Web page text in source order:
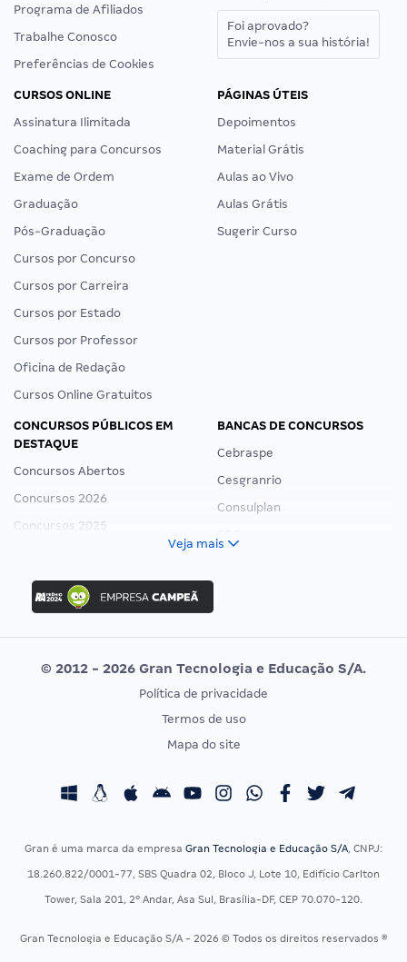
Programa de Afiliados
Trabalhe Conosco
Preferências de Cookies
Foi aprovado?
Envie-nos a sua história!
CURSOS ONLINE
Assinatura Ilimitada
Coaching para Concursos
Exame de Ordem
Graduação
Pós-Graduação
Cursos por Concurso
Cursos por Carreira
Cursos por Estado
Cursos por Professor
Oficina de Redação
Cursos Online Gratuitos
PÁGINAS ÚTEIS
Depoimentos
Material Grátis
Aulas ao Vivo
Aulas Grátis
Sugerir Curso
CONCURSOS PÚBLICOS EM
DESTAQUE
Concursos Abertos
Concursos 2026
Concursos 2025
Concurso Ibama
Concurso MPU
Editais publicados
BANCAS DE CONCURSOS
Cebraspe
Cesgranrio
Consulplan
Vunesp
CONCURSOS POR PROFISSÃO
Concursos Fiscais
Concursos Saúde
Residência Multiprofissional
EXAME DE ORDEM
Calendário OAB
Veja mais
© 2012 - 2026 Gran Tecnologia e Educação S/A.
Política de privacidade
Termos de uso
Mapa do site
Gran é uma marca da empresa Gran Tecnologia e Educação S/A, CNPJ:
18.260.822/0001-77, SBS Quadra 02, Bloco J, Lote 10, Edifício Carlton
Tower, Sala 201, 2º Andar, Asa Sul, Brasília-DF, CEP 70.070-120.
Gran Tecnologia e Educação S/A - 2026 © Todos os direitos reservados ®